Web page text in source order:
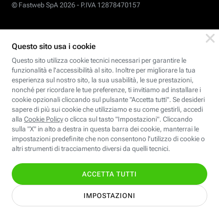
© Fastweb SpA 2026 - P.IVA 12878470157